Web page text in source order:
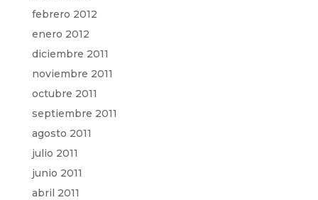
febrero 2012
enero 2012
diciembre 2011
noviembre 2011
octubre 2011
septiembre 2011
agosto 2011
julio 2011
junio 2011
abril 2011